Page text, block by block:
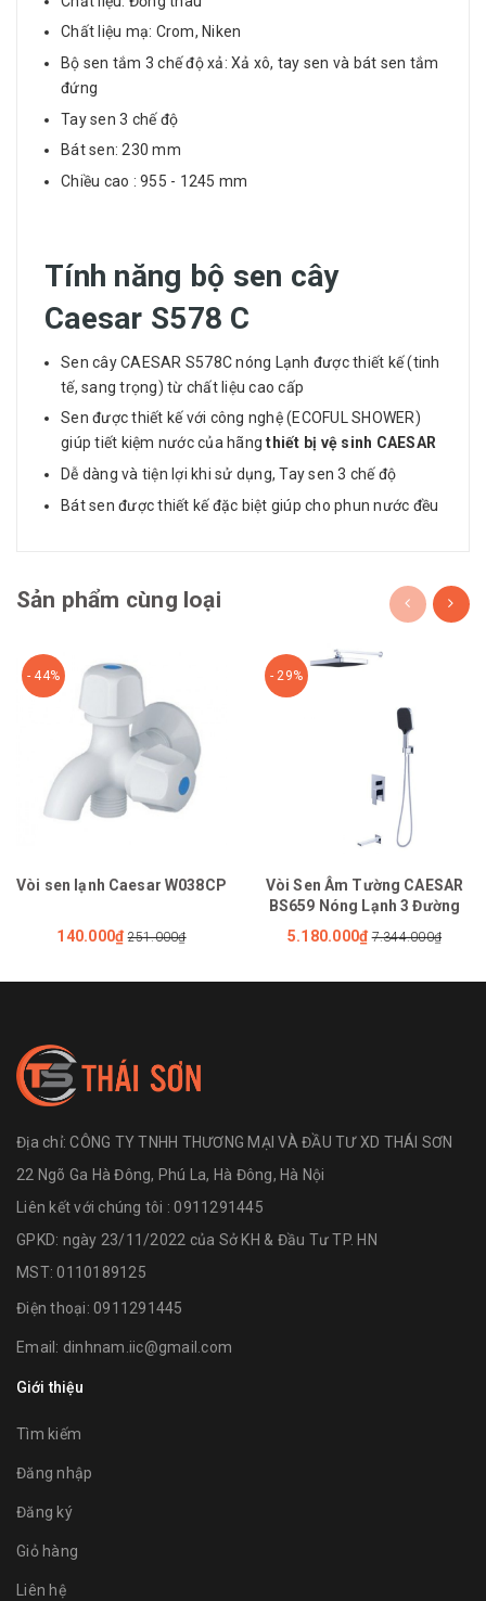
Chất liệu mạ: Crom, Niken
Bộ sen tắm 3 chế độ xả: Xả xô, tay sen và bát sen tắm
đứng
Tay sen 3 chế độ
Bát sen: 230 mm
Chiều cao : 955 - 1245 mm
Tính năng bộ sen cây
Caesar S578 C
Sen cây CAESAR S578C nóng Lạnh được thiết kế (tinh
tế, sang trọng) từ chất liệu cao cấp
Sen được thiết kế với công nghệ (ECOFUL SHOWER)
giúp tiết kiệm nước của hãngthiết bị vệ sinh CAESAR
Dễ dàng và tiện lợi khi sử dụng, Tay sen 3 chế độ
Bát sen được thiết kế đặc biệt giúp cho phun nước đều
Sản phẩm cùng loại
- 44%
Vòi sen lạnh Caesar W038CP
140.000₫ 251.000₫
- 29%
Vòi Sen Âm Tường CAESAR
BS659 Nóng Lạnh 3 Đường
5.180.000₫ 7.344.000₫
Địa chỉ:CÔNG TY TNHH THƯƠNG MẠI VÀ ĐẦU TƯ XD THÁI SƠN
22 Ngõ Ga Hà Đông, Phú La, Hà Đông, Hà Nội
Liên kết với chúng tôi : 0911291445
GPKD: ngày 23/11/2022 của Sở KH & Đầu Tư TP. HN
MST: 0110189125
Điện thoại: 0911291445
Email: dinhnam.iic@gmail.com
Giới thiệu
Tìm kiếm
Đăng nhập
Đăng ký
Giỏ hàng
Liên hệ